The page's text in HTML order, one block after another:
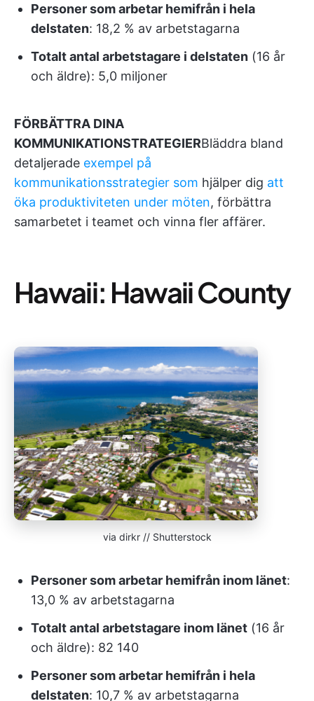
Personer som arbetar hemifrån i hela
delstaten: 18,2 % av arbetstagarna
Totalt antal arbetstagare i delstaten (16 år
och äldre): 5,0 miljoner
FÖRBÄTTRA DINA
KOMMUNIKATIONSTRATEGIERBläddra bland
detaljerade exempel på
kommunikationsstrategier som hjälper dig att
öka produktiviteten under möten, förbättra
samarbetet i teamet och vinna fler affärer.
Hawaii: Hawaii County
via dirkr // Shutterstock
Personer som arbetar hemifrån inom länet:
13,0 % av arbetstagarna
Totalt antal arbetstagare inom länet (16 år
och äldre): 82 140
Personer som arbetar hemifrån i hela
delstaten: 10,7 % av arbetstagarna